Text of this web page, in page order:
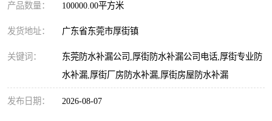
产品数量： 100000.00平方米
发货地址： 广东省东莞市厚街镇
关键词：
东莞防水补漏公司,厚街防水补漏公司电话,厚街专业防
水补漏,厚街厂房防水补漏,厚街房屋防水补漏
发布日期： 2026-08-07